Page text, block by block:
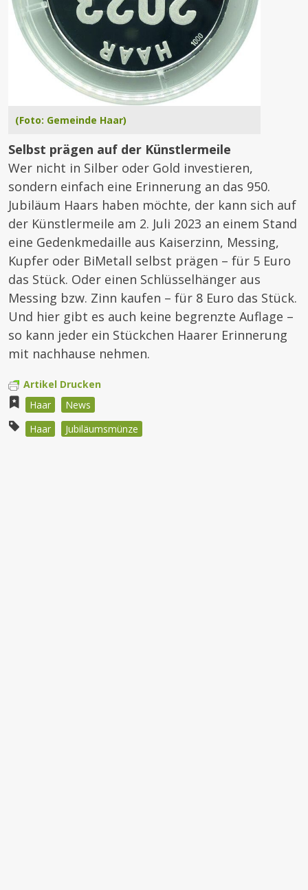
(Foto: Gemeinde Haar)
Selbst prägen auf der Künstlermeile
Wer nicht in Silber oder Gold investieren,
sondern einfach eine Erinnerung an das 950.
Jubiläum Haars haben möchte, der kann sich auf
der Künstlermeile am 2. Juli 2023 an einem Stand
eine Gedenkmedaille aus Kaiserzinn, Messing,
Kupfer oder BiMetall selbst prägen – für 5 Euro
das Stück. Oder einen Schlüsselhänger aus
Messing bzw. Zinn kaufen – für 8 Euro das Stück.
Und hier gibt es auch keine begrenzte Auflage –
so kann jeder ein Stückchen Haarer Erinnerung
mit nachhause nehmen.
Artikel Drucken
Haar
News
Haar
Jubiläumsmünze